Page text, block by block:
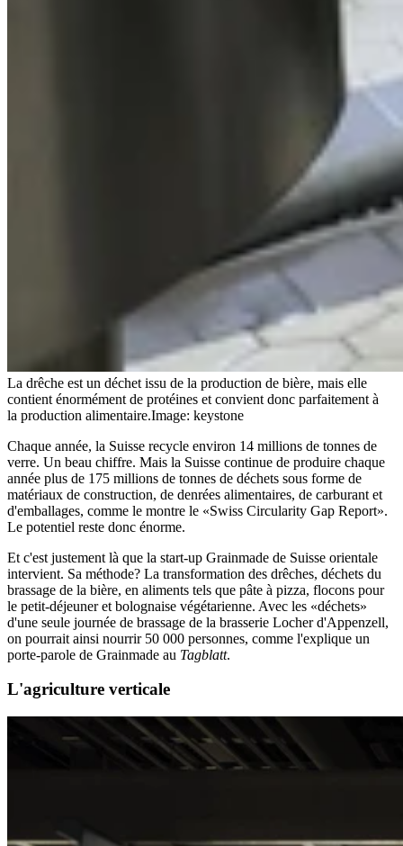
La drêche est un déchet issu de la production de bière, mais elle
contient énormément de protéines et convient donc parfaitement à
la production alimentaire.Image: keystone
Chaque année, la Suisse recycle environ 14 millions de tonnes de
verre. Un beau chiffre. Mais la Suisse continue de produire chaque
année plus de 175 millions de tonnes de déchets sous forme de
matériaux de construction, de denrées alimentaires, de carburant et
d'emballages, comme le montre le «Swiss Circularity Gap Report».
Le potentiel reste donc énorme.
Et c'est justement là que la start-up Grainmade de Suisse orientale
intervient. Sa méthode? La transformation des drêches, déchets du
brassage de la bière, en aliments tels que pâte à pizza, flocons pour
le petit-déjeuner et bolognaise végétarienne. Avec les «déchets»
d'une seule journée de brassage de la brasserie Locher d'Appenzell,
on pourrait ainsi nourrir 50 000 personnes, comme l'explique un
porte-parole de Grainmade au Tagblatt.
L'agriculture verticale